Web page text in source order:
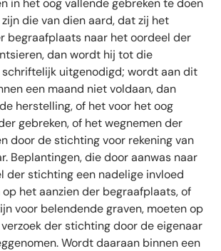
in het oog vallende gebreken te doen
die van dien aard, dat zij het
begraafplaats naar het oordeel der
dan wordt hij tot die
uitgenodigd; wordt aan dit
een maand niet voldaan, dan
herstelling, of het voor het oog
gebreken, of het wegnemen der
door de stichting voor rekening van
Beplantingen, die door aanwas naar
der stichting een nadelige invloed
het aanzien der begraafplaats, of
voor belendende graven, moeten op
der stichting door de eigenaar
Wordt daaraan binnen een